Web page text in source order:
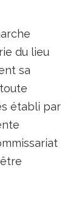
du lieu
sa
établi par